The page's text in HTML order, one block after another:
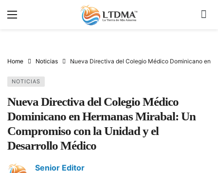
Home Noticias Nueva Directiva del Colegio Médico Dominicano en
NOTICIAS
Nueva Directiva del Colegio Médico
Dominicano en Hermanas Mirabal: Un
Compromiso con la Unidad y el
Desarrollo Médico
Senior Editor